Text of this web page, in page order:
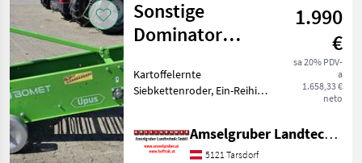
Sonstige
Dominator
Maschine
1.990
€
sa 20% PDV-
a
1.658,33 €
neto
Kartoffelernte
Siebkettenroder, Ein-Reihig,
Schubtiefe 20cm. Kombajni
Ostali kombajni
Amselgruber Landtechnik GmbH
5121 Tarsdorf